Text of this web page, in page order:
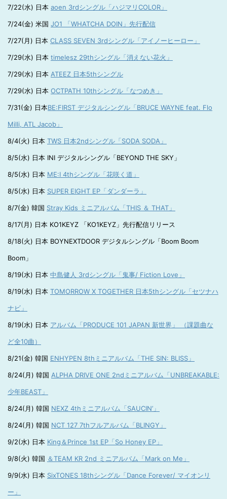
7/22(水) 日本 aoen 3rdシングル「ハジマリCOLOR」
7/24(金) 米国 JO1 「WHATCHA DOIN」先行配信
7/27(月) 日本 CLASS SEVEN 3rdシングル「アイノーヒーロー」
7/29(水) 日本 timelesz 29thシングル「消えない花火」
7/29(水) 日本 ATEEZ 日本5thシングル
7/29(水) 日本 OCTPATH 10thシングル「なつめき」
7/31(金) 日本BE:FIRST デジタルシングル「BRUCE WAYNE feat. Flo
Milli, ATL Jacob」
8/4(火) 日本 TWS 日本2ndシングル「SODA SODA」
8/5(水) 日本 INI デジタルシングル「BEYOND THE SKY」
8/5(水) 日本 ME:I 4thシングル「花咲く道」
8/5(水) 日本 SUPER EIGHT EP「ダンダーラ」
8/7(金) 韓国 Stray Kids ミニアルバム「THIS ＆ THAT」
8/17(月) 日本 KO1KEYZ 「KO1KEYZ」先行配信リリース
8/18(火) 日本 BOYNEXTDOOR デジタルシングル「Boom Boom
Boom」
8/19(水) 日本 中島健人 3rdシングル「鬼事/ Fiction Love」
8/19(水) 日本 TOMORROW X TOGETHER 日本5thシングル「セツナハ
ナビ」
8/19(水) 日本 アルバム「PRODUCE 101 JAPAN 新世界」 （課題曲な
ど全10曲）
8/21(金) 韓国 ENHYPEN 8thミニアルバム「THE SIN: BLISS」
8/24(月) 韓国 ALPHA DRIVE ONE 2ndミニアルバム「UNBREAKABLE:
少年BEAST」
8/24(月) 韓国 NEXZ 4thミニアルバム「SAUCIN’」
8/24(月) 韓国 NCT 127 7thフルアルバム「BLINGY」
9/2(水) 日本 King＆Prince 1st EP「So Honey EP」
9/8(火) 韓国 ＆TEAM KR 2nd ミニアルバム「Mark on Me」
9/9(水) 日本 SixTONES 18thシングル「Dance Forever/ マイオンリ
ー」